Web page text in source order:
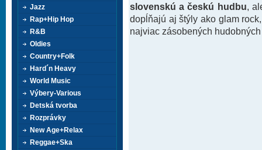
slovenskú a českú hudbu ,
dopĺňajú aj štýly ako glam
najviac zásobených
Jazz
Rap+Hip Hop
R&B
Oldies
Country+Folk
Hard´n Heavy
World Music
Výbery-Various
Detská tvorba
Rozprávky
New Age+Relax
Reggae+Ska